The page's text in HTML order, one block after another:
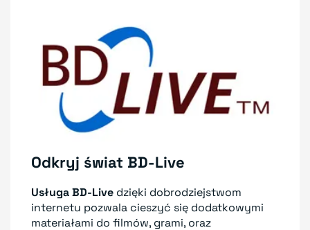
Odkryj świat BD-Live
Usługa BD-Live dzięki dobrodziejstwom
internetu pozwala cieszyć się dodatkowymi
materiałami do filmów, grami, oraz